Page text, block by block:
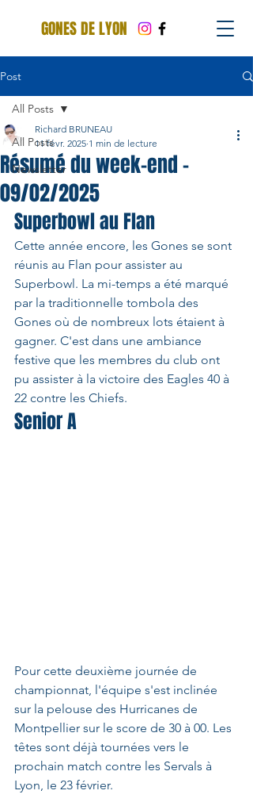
GONES DE LYON
Post
All Posts
Newsletter
All Posts
Résumé du week-end -
09/02/2025
Richard BRUNEAU
11 févr. 2025 1 min de lecture
Superbowl au Flan
Cette année encore, les Gones se sont
réunis au Flan pour assister au
Superbowl. La mi-temps a été marqué
par la traditionnelle tombola des
Gones où de nombreux lots étaient à
gagner. C'est dans une ambiance
festive que les membres du club ont
pu assister à la victoire des Eagles 40 à
22 contre les Chiefs.
Senior A
Pour cette deuxième journée de
championnat, l'équipe s'est inclinée
sur la pelouse des Hurricanes de
Montpellier sur le score de 30 à 00. Les
têtes sont déjà tournées vers le
prochain match contre les Servals à
Lyon, le 23 février.